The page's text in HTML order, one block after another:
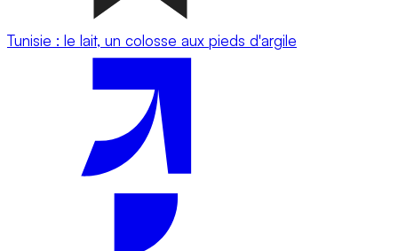
Tunisie : le lait, un colosse aux pieds d'argile